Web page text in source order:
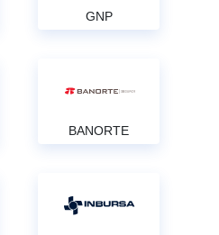
GNP
BANORTE